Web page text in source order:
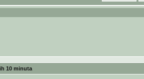
10 minuta